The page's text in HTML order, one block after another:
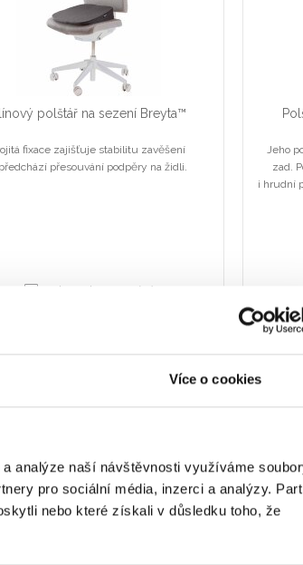
Více o cookies
analýze naší návštěvnosti využíváme
pro sociální média, inzerci a analýzy.
nebo které získali v důsledku toho, že
polštář na sezení Breyta™
fixace zajišťuje stabilitu zavěšení
přesouvání podpěry na židli.
Vyberte k porovnání
Jeho
zad.
i hrudní
na sezení Breyta™ Comfort